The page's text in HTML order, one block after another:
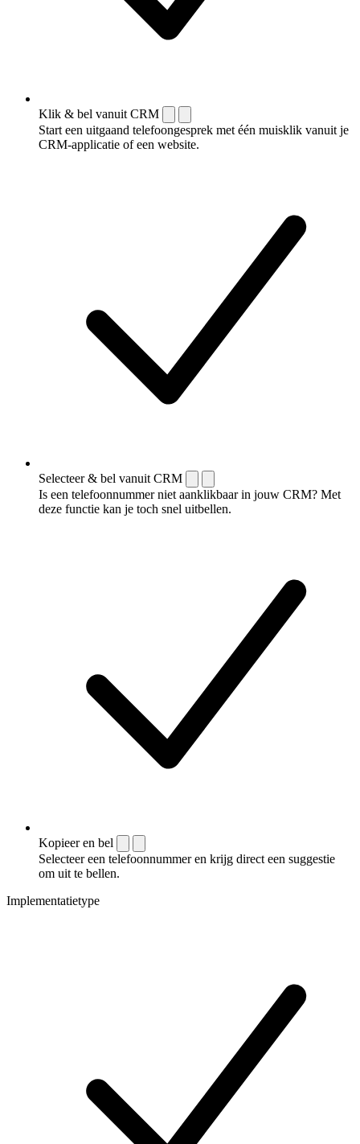
Klik & bel vanuit CRM
Start een uitgaand telefoongesprek met één muisklik vanuit je
CRM-applicatie of een website.
Selecteer & bel vanuit CRM
Is een telefoonnummer niet aanklikbaar in jouw CRM? Met
deze functie kan je toch snel uitbellen.
Kopieer en bel
Selecteer een telefoonnummer en krijg direct een suggestie
om uit te bellen.
Implementatietype